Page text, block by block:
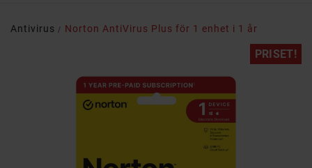
Antivirus Norton AntiVirus Plus för 1 enhet i 1 år
PRISET!